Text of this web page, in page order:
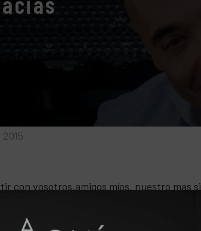
con vosotros,amigos míos, nuestro mas
a la Policia Local de Alcobendas y al